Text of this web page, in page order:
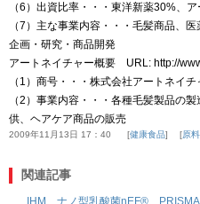
（6）出資比率・・・東洋新薬30%、
（7）主な事業内容・・・毛髪商品、
企画・研究・商品開発
アートネイチャー概要 URL: http://
（1）商号・・・株式会社アートネイチ
（2）事業内容・・・各種毛髪製品の
供、ヘアケア商品の販売
2009年11月13日 17：40 健康食品 原料
関連記事
IHM、ナノ型乳酸菌nEF®、